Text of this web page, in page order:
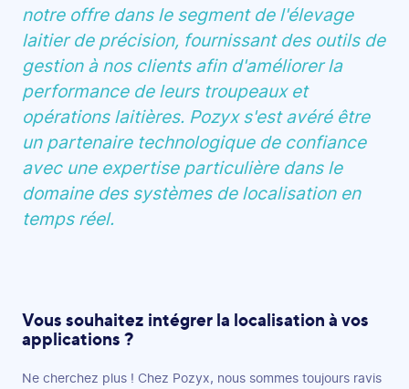
notre offre dans le segment de l'élevage
laitier de précision, fournissant des outils de
gestion à nos clients afin d'améliorer la
performance de leurs troupeaux et
opérations laitières. Pozyx s'est avéré être
un partenaire technologique de confiance
avec une expertise particulière dans le
domaine des systèmes de localisation en
temps réel.
Vous souhaitez intégrer la localisation à vos
applications ?
Ne cherchez plus ! Chez Pozyx, nous sommes toujours ravis